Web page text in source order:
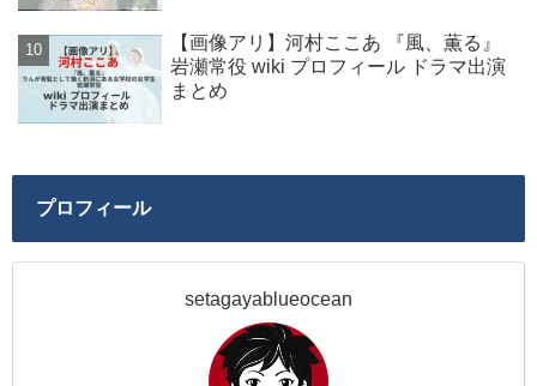
【画像アリ】河村ここあ 『風、薫る』
岩瀬常役 wiki プロフィール ドラマ出演
まとめ
プロフィール
setagayablueocean